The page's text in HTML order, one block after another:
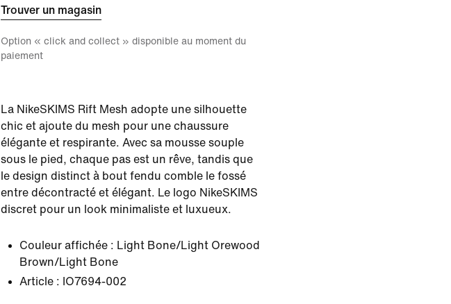
Trouver un magasin
Option « click and collect » disponible au moment du
paiement
La NikeSKIMS Rift Mesh adopte une silhouette
chic et ajoute du mesh pour une chaussure
élégante et respirante. Avec sa mousse souple
sous le pied, chaque pas est un rêve, tandis que
le design distinct à bout fendu comble le fossé
entre décontracté et élégant. Le logo NikeSKIMS
discret pour un look minimaliste et luxueux.
Couleur affichée : Light Bone/Light Orewood
Brown/Light Bone
Article : IO7694-002